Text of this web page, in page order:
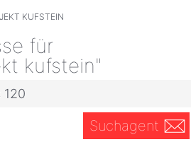
KUFSTEIN
für
kufstein"
120
Suchagent